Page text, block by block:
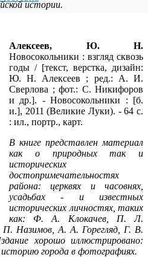
истории.
Алексеев, Ю. Н.
Новосокольники : взгляд сквозь
годы / [текст, верстка, дизайн:
Ю. Н. Алексеев ; ред.: А. И.
Сверлова ; фот.: С. Никифоров
и др.]. - Новосокольники : [б.
и.], 2011 (Великие Луки). - 64 с.
: ил., портр., карт.
В книге представлен материал
как о природных так и
исторических
достопримечательностях
района: церквях и часовнях,
усадьбах - и известных
исторических личностях, таких
как: Ф. А. Клокачев, П. Л.
Назимов, А. А. Горегляд, Г. В.
хорошо иллюстрировано:
города в фотографиях.